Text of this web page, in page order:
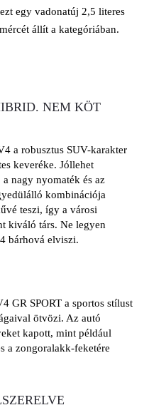
egy vadonatúj 2,5 literes
állít a kategóriában.
NEM KÖT
a robusztus SUV-karakter
keveréke. Jóllehet
nagy nyomaték és az
kombinációja
teszi, így a városi
kiváló társ. Ne legyen
bárhová elviszi.
GR SPORT a sportos stílust
ötvözi. Az autó
kapott, mint például
a zongoralakk-feketére